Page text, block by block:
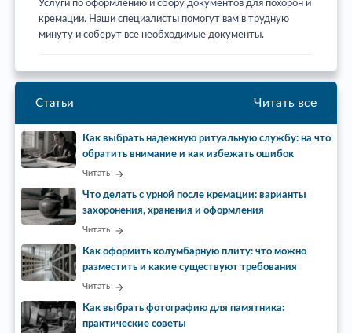
Услуги по оформлению и сбору документов для похорон и
кремации. Наши специалисты помогут вам в трудную
минуту и соберут все необходимые документы.
Статьи Читать все
Как выбрать надежную ритуальную службу: на что
обратить внимание и как избежать ошибок
Читать
Что делать с урной после кремации: варианты
захоронения, хранения и оформления
Читать
Как оформить колумбарную плиту: что можно
разместить и какие существуют требования
Читать
Как выбрать фотографию для памятника:
практические советы